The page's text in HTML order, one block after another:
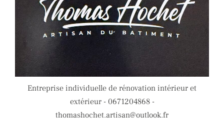
Entreprise individuelle de rénovation intérieur et
extérieur - 0671204868 -
thomashochet.artisan@outlook.fr